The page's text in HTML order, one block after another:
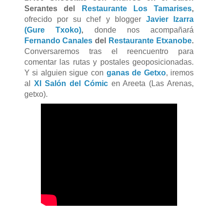
Serantes del
Restaurante Los Tamarises,
ofrecido por su chef y bloggerJavier Izarra
(Gure Txoko), donde nos acompañará
Fernando Canales del Restaurante Etxanobe.
Conversaremos tras el reencuentro para
comentar las rutas y postales geoposicionadas.
Y si alguien sigue con ganas de Getxo, iremos
al XI Salón del Cómic en Areeta (Las Arenas,
getxo).